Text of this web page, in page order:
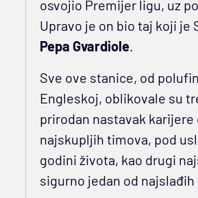
osvojio Premijer ligu, uz
Upravo je on bio taj koji
Pepa Gvardiole.
Sve ove stanice, od
Engleskoj, oblikovale su
prirodan nastavak
najskupljih timova, pod
godini života, kao drugi
sigurno jedan od